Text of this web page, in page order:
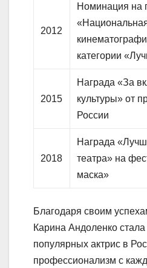
2012
Номинация на
категории
2015
Награда «За
культуры» от
России
2018
Награда
театра» на
маска»
Благодаря своим
Карина Андоленко
популярных актрис в
профессионализм с